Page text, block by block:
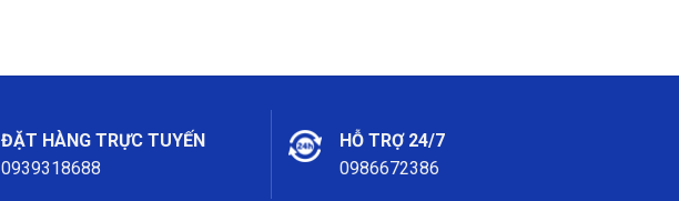
ĐẶT HÀNG TRỰC TUYẾN
0939318688
HỖ TRỢ 24/7
0986672386